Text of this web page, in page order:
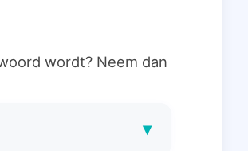
wordt? Neem dan
▾